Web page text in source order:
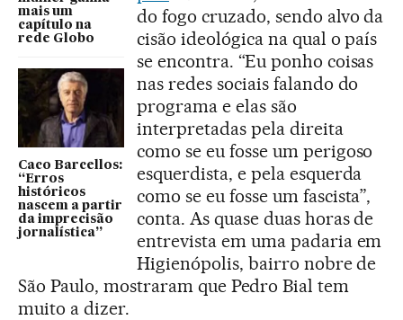
mais um
capítulo na
rede Globo
Caco Barcellos:
“Erros
históricos
nascem a partir
da imprecisão
jornalística”
do fogo cruzado, sendo alvo da
cisão ideológica na qual o país
se encontra. “Eu ponho coisas
nas redes sociais falando do
programa e elas são
interpretadas pela direita
como se eu fosse um perigoso
esquerdista, e pela esquerda
como se eu fosse um fascista”,
conta. As quase duas horas de
entrevista em uma padaria em
Higienópolis, bairro nobre de
São Paulo, mostraram que Pedro Bial tem
muito a dizer.